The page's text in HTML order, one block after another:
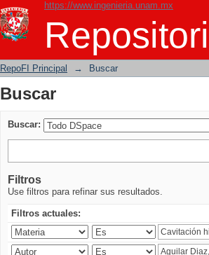
https://www.ingenieria.unam.mx
Buscar
RepoFI Principal → Buscar
Buscar
Buscar:
Filtros
Use filtros para refinar sus resultados.
Filtros actuales: